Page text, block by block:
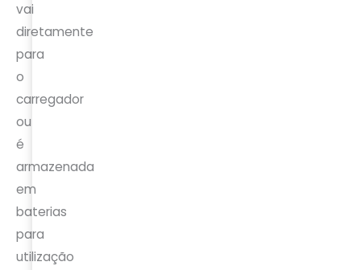
vai
diretamente
para
o
carregador
ou
é
armazenada
em
baterias
para
utilização